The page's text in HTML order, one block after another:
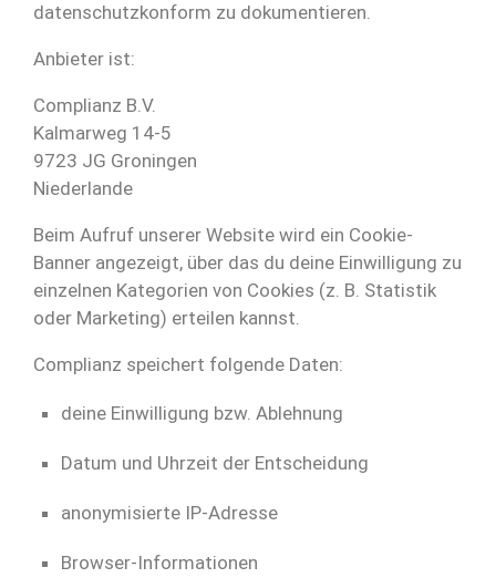
datenschutzkonform zu dokumentieren.
Anbieter ist:
Complianz B.V.
Kalmarweg 14-5
9723 JG Groningen
Niederlande
Beim Aufruf unserer Website wird ein Cookie-
Banner angezeigt, über das du deine Einwilligung zu
einzelnen Kategorien von Cookies (z. B. Statistik
oder Marketing) erteilen kannst.
Complianz speichert folgende Daten:
deine Einwilligung bzw. Ablehnung
Datum und Uhrzeit der Entscheidung
anonymisierte IP-Adresse
Browser-Informationen